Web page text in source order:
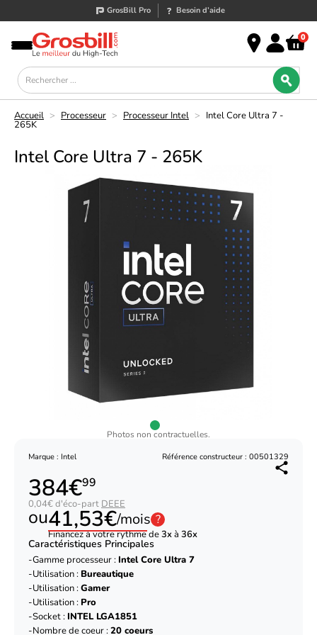
GrosBill Pro Besoin d’aide
0
Accueil > Processeur > Processeur Intel > Intel Core Ultra 7 -
265K
Intel Core Ultra 7 - 265K
Photos non contractuelles.
Marque : Intel Référence constructeur : 00501329
384€99
0,04€ d'éco-part DEEE
ou41,53€/mois ?
Financez à votre rythme de3xà 36x
Caractéristiques Principales
Gamme processeur : Intel Core Ultra 7
Utilisation : Bureautique
Utilisation :Gamer
Utilisation : Pro
Socket : INTEL LGA1851
Nombre de coeur :20 coeurs